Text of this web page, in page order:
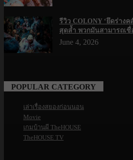
รีวิว COLONY ‘ยึดร่าง
สุดล้ำ พวกมันสามารถเชื่
June 4, 2026
POPULAR CATEGORY
เล่าเรื่องสยองก่อนนอน
Movie
เกมบ้านผี TheHOUSE
TheHOUSE TV